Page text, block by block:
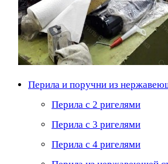
Перила и поручни из
Перила с 2 ригелями
Перила с 3 ригелями
Перила с 4 ригелями